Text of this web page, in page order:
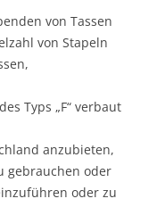
von Tassen
von Stapeln
Typs „F“ verbaut
anzubieten,
gebrauchen oder
oder zu